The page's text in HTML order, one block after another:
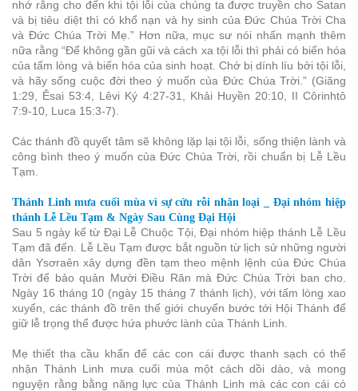
nhớ rằng cho đến khi tội lỗi của chúng ta được truyền cho Satan
và bị tiêu diệt thì có khổ nạn và hy sinh của Đức Chúa Trời Cha
và Đức Chúa Trời Mẹ.” Hơn nữa, mục sư nói nhấn mạnh thêm
nữa rằng “Để không gần gũi và cách xa tội lỗi thì phải có biến hóa
của tấm lòng và biến hóa của sinh hoạt. Chớ bị dính líu bởi tội lỗi,
và hãy sống cuộc đời theo ý muốn của Đức Chúa Trời.” (Giăng
1:29, Êsai 53:4, Lêvi Ký 4:27-31, Khải Huyền 20:10, II Côrinhtô
7:9-10, Luca 15:3-7).
Các thánh đồ quyết tâm sẽ không lặp lại tội lỗi, sống thiện lành và
công bình theo ý muốn của Đức Chúa Trời, rồi chuẩn bị Lễ Lều
Tạm.
Thánh Linh mưa cuối mùa vì sự cứu rỗi nhân loại _ Đại nhóm hiệp
thánh Lễ Lều Tạm & Ngày Sau Cùng Đại Hội
Sau 5 ngày kể từ Đại Lễ Chuộc Tội, Đại nhóm hiệp thánh Lễ Lều
Tạm đã đến. Lễ Lều Tạm được bắt nguồn từ lịch sử những người
dân Ysơraên xây dựng đền tạm theo mệnh lệnh của Đức Chúa
Trời để bảo quản Mười Điều Răn mà Đức Chúa Trời ban cho.
Ngày 16 tháng 10 (ngày 15 tháng 7 thánh lịch), với tấm lòng xao
xuyến, các thánh đồ trên thế giới chuyển bước tới Hội Thánh để
giữ lễ trọng thể được hứa phước lành của Thánh Linh.
Mẹ thiết tha cầu khẩn để các con cái được thanh sạch có thể
nhận Thánh Linh mưa cuối mùa một cách dồi dào, và mong
nguyện rằng bằng năng lực của Thánh Linh mà các con cái có